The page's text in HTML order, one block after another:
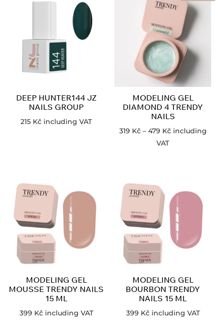
DEEP HUNTER144 JZ
NAILS GROUP
215 Kč including VAT
MODELING GEL
DIAMOND 4 TRENDY
NAILS
319 Kč – 479 Kč including
VAT
MODELING GEL
MOUSSE TRENDY NAILS
15 ML
399 Kč including VAT
MODELING GEL
BOURBON TRENDY
NAILS 15 ML
399 Kč including VAT